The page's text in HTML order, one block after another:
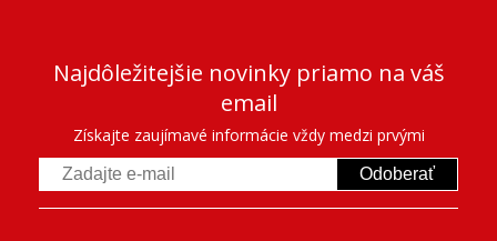
Najdôležitejšie novinky priamo na váš
email
Získajte zaujímavé informácie vždy medzi prvými
Odoberať